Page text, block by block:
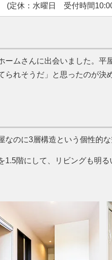
(定休：水曜日 受付時間
ムさんに出会いました。平
られそうだ
と思ったのが決
のに3層構造という個性的な
階にして、リビングも明る